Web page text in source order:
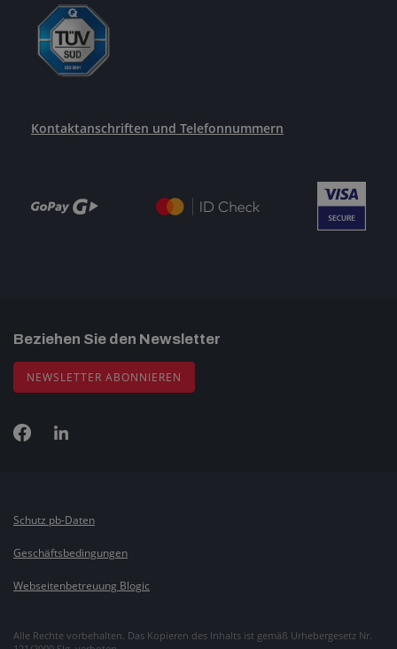
Kontaktanschriften und Telefonnummern
Beziehen Sie den Newsletter
NEWSLETTER ABONNIEREN
Alle Rechte vorbehalten. Das Kopieren des Inhalts ist gemäß Urhebergesetz Nr.
Schutz pb-Daten
Geschäftsbedingungen
Webseitenbetreuung Blogic